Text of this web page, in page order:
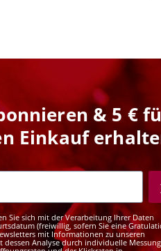
& 5 €
Einkauf
Sie sich mit der Verarbeitung Ihrer Daten
(freiwillig, sofern Sie eine
mit Informationen zu unseren
Analyse durch individuelle